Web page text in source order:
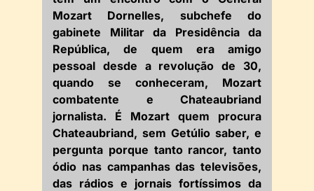
Mozart Dornelles, subchefe do
gabinete Militar da Presidência da
República, de quem era amigo
pessoal desde a revolução de 30,
quando se conheceram, Mozart
combatente e Chateaubriand
jornalista. É Mozart quem procura
Chateaubriand, sem Getúlio saber, e
pergunta porque tanto rancor, tanto
ódio nas campanhas das televisões,
das rádios e jornais fortíssimos da